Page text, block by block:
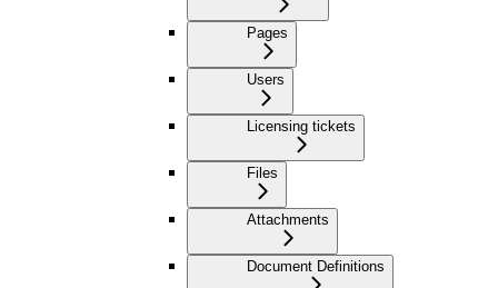
Pages
Users
Licensing tickets
Files
Attachments
Document Definitions